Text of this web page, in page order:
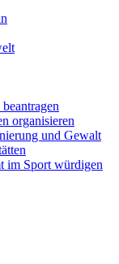
beantragen
organisieren
und Gewalt
im Sport würdigen